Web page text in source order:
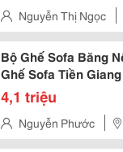
Nguyễn Thị Ngọc
Gần Siêu Thị Big C)
Bộ Ghế Sofa Băng
Ghế Sofa Tiền Giang
4,1 triệu
Nguyễn Phước
Hưng Hoà, Quận Bình